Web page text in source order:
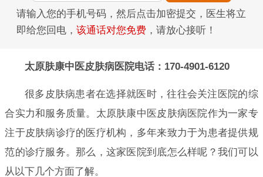
请输入您的手机号码，然后点击加密提交，医生将立
即给您回电， 该通话对您免费 ，请放心接听！
太原肤康中医皮肤病医院电话：170-4901-6120
很多皮肤病患者在选择就医时，往往会关注医院的综
合实力和服务质量。太原肤康中医皮肤病医院作为一家专
注于皮肤病诊疗的医疗机构，多年来致力于为患者提供规
范的诊疗服务。那么，这家医院到底怎么样呢？我们可以
从以下几个方面了解。